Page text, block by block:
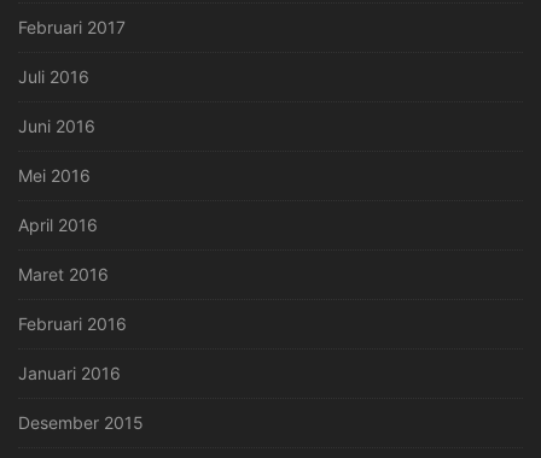
Februari 2017
Juli 2016
Juni 2016
Mei 2016
April 2016
Maret 2016
Februari 2016
Januari 2016
Desember 2015